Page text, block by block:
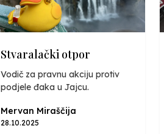
Stvaralački otpor
Vodič za pravnu akciju protiv
podjele đaka u Jajcu.
Mervan Miraščija
28.10.2025